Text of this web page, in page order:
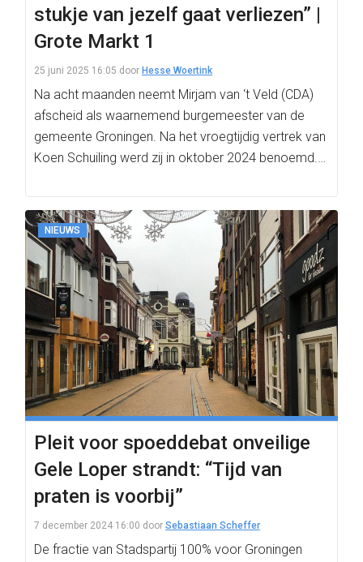
stukje van jezelf gaat verliezen” |
Grote Markt 1
25 juni 2025 16:05 door Hesse Woertink
Na acht maanden neemt Mirjam van ‘t Veld (CDA)
afscheid als waarnemend burgemeester van de
gemeente Groningen. Na het vroegtijdig vertrek van
Koen Schuiling werd zij in oktober 2024 benoemd.…
NIEUWS
Pleit voor spoeddebat onveilige
Gele Loper strandt: “Tijd van
praten is voorbij”
7 december 2024 16:00 door Sebastiaan Scheffer
De fractie van Stadspartij 100% voor Groningen